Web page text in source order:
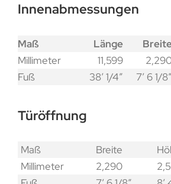
Innenabmessungen
Maß Länge
Millimeter
11,599
Fuß
38′ 1/4″ 7′ 6 1/8″
Türöffnung
Maß Breite
Millimeter
2,290